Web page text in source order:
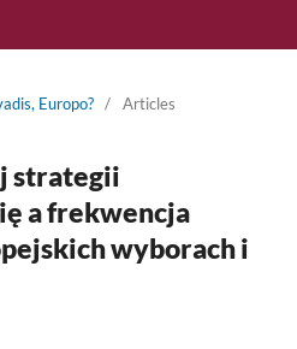
Europo? / Articles
strategii
a frekwencja
wyborach i